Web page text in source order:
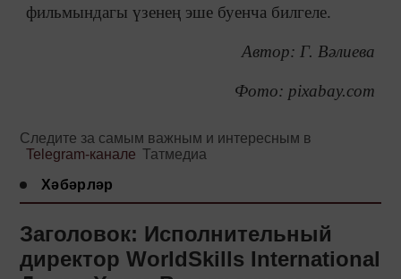
фильмындагы үзенең эше буенча билгеле.
Автор: Г. Вәлиева
Фото: pixabay.com
Следите за самым важным и интересным в
Telegram-канале Татмедиа
Хәбәрләр
Заголовок: Исполнительный
директор WorldSkills International